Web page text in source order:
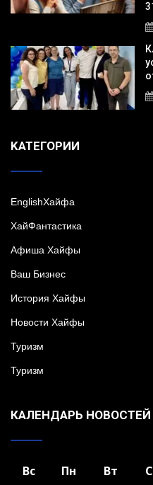
KАТЕГОРИИ
EnglishХайфа
XайФантастика
Афиша Хайфы
Ваш Бизнес
История Хайфы
Новости Хайфы
Туризм
Туризм
КАЛЕНДАРЬ НОВОСТЕЙ
Вс Пн Вт